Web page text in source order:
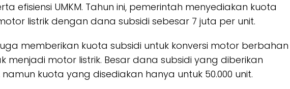
efisiensi UMKM. Tahun ini, pemerintah menyediakan kuota
listrik dengan dana subsidi sebesar 7 juta per unit.
memberikan kuota subsidi untuk konversi motor berbahan
menjadi motor listrik. Besar dana subsidi yang diberikan
kuota yang disediakan hanya untuk 50.000 unit.